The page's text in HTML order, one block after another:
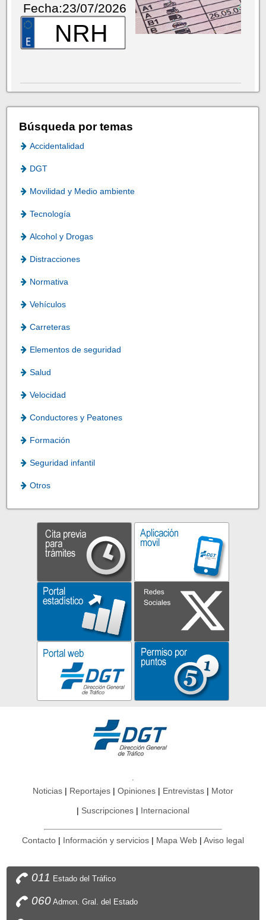
Fecha:23/07/2026
NRH
Búsqueda por temas
Accidentalidad
DGT
Movilidad y Medio ambiente
Tecnología
Alcohol y Drogas
Distracciones
Normativa
Vehículos
Carreteras
Elementos de seguridad
Salud
Velocidad
Conductores y Peatones
Formación
Seguridad infantil
Otros
Noticias Reportajes Opiniones Entrevistas Motor
Suscripciones Internacional
Contacto Información y servicios Mapa Web Aviso legal
011 Estado del Tráfico
060Admon. Gral. del Estado